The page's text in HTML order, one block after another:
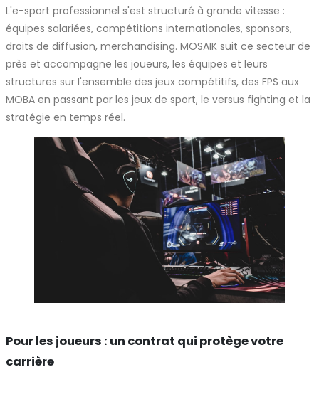
L'e-sport professionnel s'est structuré à grande vitesse :
équipes salariées, compétitions internationales, sponsors,
droits de diffusion, merchandising. MOSAIK suit ce secteur de
près et accompagne les joueurs, les équipes et leurs
structures sur l'ensemble des jeux compétitifs, des FPS aux
MOBA en passant par les jeux de sport, le versus fighting et la
stratégie en temps réel.
Pour les joueurs : un contrat qui protège votre
carrière